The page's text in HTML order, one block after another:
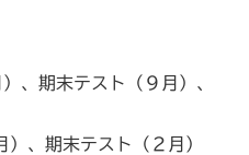
、期末テスト（９月）、
、期末テスト（２月）